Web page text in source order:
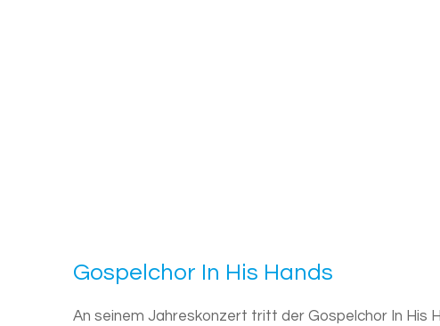
Gos­pel­chor In His Hands
An seinem Jahreskonzert tritt der Gospelchor In His